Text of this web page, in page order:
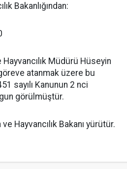
Bakanlığından:
Hayvancılık Müdürü Hüseyin
atanmak üzere bu
sayılı Kanunun 2 nci
görülmüştür.
ve Hayvancılık Bakanı yürütür.